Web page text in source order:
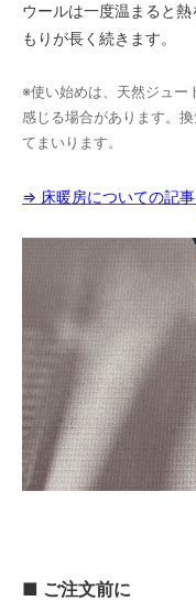
ウールは一度温まると
もりが長く続きます。
※使い始めは、天然ジュー
感じる場合があります。
てまいります。
⇒ 床暖房についての記
■ ご注文前に